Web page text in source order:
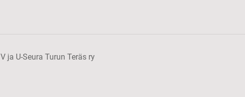
V ja U-Seura Turun Teräs ry